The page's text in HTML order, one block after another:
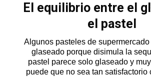
El equilibrio entre el
el pastel
Algunos pasteles de
glaseado porque disimula la
pastel parece solo glaseado y
puede que no sea tan satisfactorio